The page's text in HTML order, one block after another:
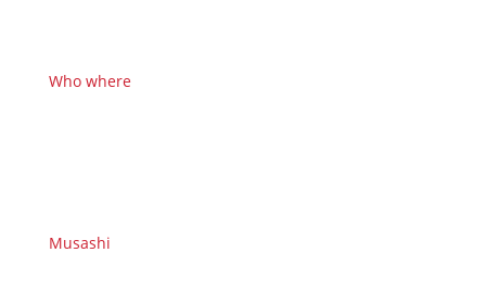
Who where
Musashi